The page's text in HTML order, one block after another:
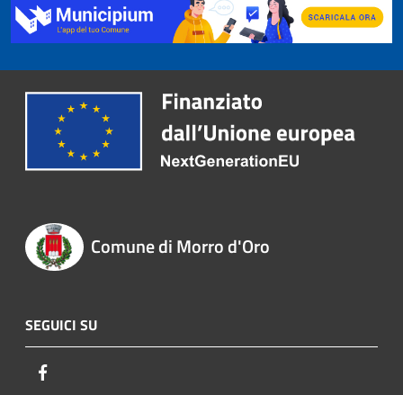
Comune di Morro d'Oro
SEGUICI SU